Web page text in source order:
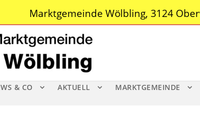
Marktgemeinde Wölbling, 3124
& CO AKTUELL MARKTGEMEINDE